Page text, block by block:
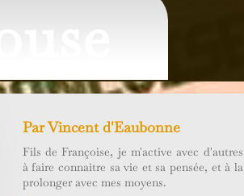
ParVincent d'Eaubonne
Fils de Françoise, je m'active avec d'autres
à faire connaitre sa vie et sa pensée, et à la
prolonger avec mes moyens.